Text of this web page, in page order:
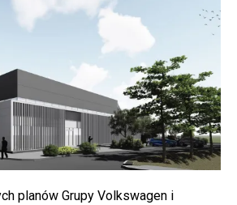
planów Grupy Volkswagen i